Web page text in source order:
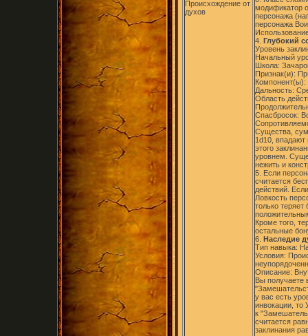
Происхождение от
духов
модификатор
персонажа
персонажа
4. Глубокий
Уровень
Начальный
Школа:
Признак(и):
Компонент(ы):
Дальность:
Область
Спасбросок:
Существа,
1d10, впадают
этого
уровнем.
нежить и
5. Если
считается
действий.
Ловкость
только
Кроме того,
остальные
6. Наследие
Тип навыка:
Условия:
Описание:
Вы получаете
у вас есть
инвокации, то
к
считается
заклинания